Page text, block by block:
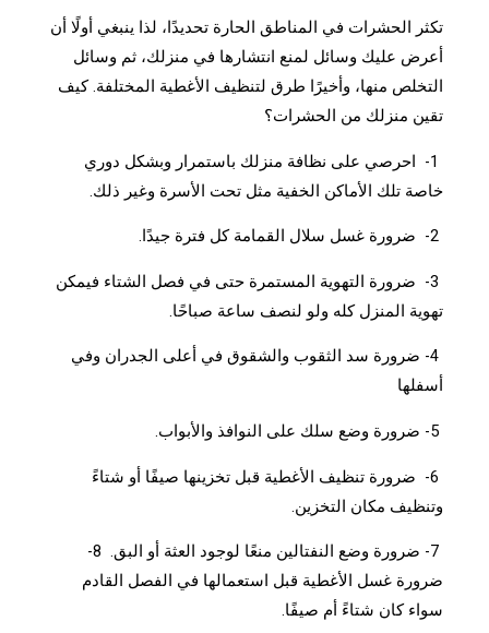
تكثر الحشرات في المناطق الحارة تحديدًا، لذا ينبغي أولًا أن
أعرض عليك وسائل لمنع انتشارها في منزلك، ثم وسائل
التخلص منها، وأخيرًا طرق لتنظيف الأغطية المختلفة. كيف
تقين منزلك من الحشرات؟
1- احرصي على نظافة منزلك باستمرار وبشكل دوري
خاصة تلك الأماكن الخفية مثل تحت الأسرة وغير ذلك.
3- ضرورة التهوية المستمرة حتى في فصل الشتاء فيمكن
تهوية المنزل كله ولو لنصف ساعة صباحًا.
4- ضرورة سد الثقوب والشقوق في أعلى الجدران وفي
أسفلها
6- ضرورة تنظيف الأغطية قبل تخزينها صيفًا أو شتاءً
وتنظيف مكان التخزين.
7- ضرورة وضع النفتالين منعًا لوجود العثة أو البق. 8-
ضرورة غسل الأغطية قبل استعمالها في الفصل القادم
سواء كان شتاءً أم صيفًا.